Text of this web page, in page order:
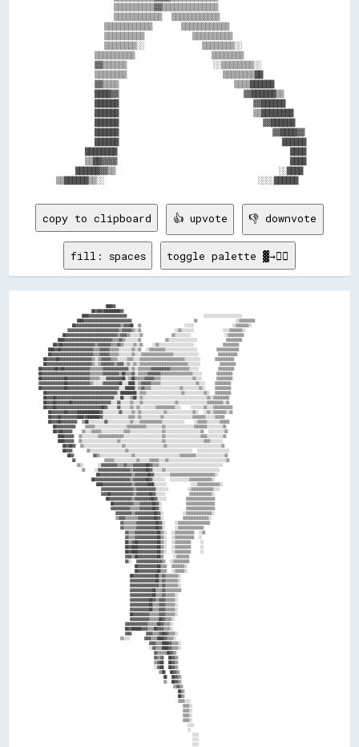
              ▒▒▒▒▒▒▒▒▒▒▓▓▒▒▒▒▒▒▒▒▒▒▒▒▒▒
              ▒▒▒▒▒▒▒▒▒▒▒▒  ▒▒▒▒▒▒▒▒▒▒▒▒
            ▒▒▒▒▒▒▒▒▒▒▒▒      ▒▒▒▒▒▒▒▒▒▒▒▒
            ▒▒▒▒▒▒▒▒▒▒          ▒▒▒▒▒▒▒▒▒▒
            ▒▒▒▒▒▒▒▒░░            ▒▒▒▒▒▒▒▒░░
          ▒▒▒▒▒▒▒▒▒▒                ▒▒▒▒▒▒▒▒
          ▓▓▒▒▒▒▒▒                  ░░▒▒▒▒▒▒▒▒░░
          ▒▒▒▒▒▒▒▒                    ▒▒▒▒▒▒▒▒██
          ▓▓▒▒▒▒                        ▒▒▒▒██████
          ████▓▓                          ▓▓██████▒▒
          ██████                            ▓▓██████
          ██████                            ▒▒████████
          ██████                              ▓▓██████
          ██████                                ▓▓████▓▓
        ▒▒██▓▓▓▓                                    ████
      ██████▓▓▒▒                                  ░░████
copy to clipboard 👍 upvote 👎 downvote
fill: spaces toggle palette ▓→✊🏽
                            ████▓▓                                                                                    
                      ██▓▓██▓▓██████████▓▓                                                                            
                  ████▓▓▓▓▓▓▓▓▓▓▓▓▓▓▓▓▓▓▓▓▓▓▓▓                                ░░░░░░░░░░░░░░░░░░░░░░░░                
                ████▓▓▓▓▓▓▓▓▓▓▓▓▓▓▓▓▓▓▓▓▓▓▓▓▓▓▓▓▓▓                          ▒▒                ░░▒▒▒▒▒▒▒▒▒▒            
              ██▓▓▓▓▓▓▓▓▓▓▓▓▓▓▓▓▓▓▓▓▓▓▓▓▓▓▓▓▒▒▓▓▓▓██  ▒▒                  ░░░░░░                ░░▒▒▒▒▒▒▒▒░░          
            ▓▓▓▓▓▓▓▓▓▓▓▓▓▓▓▓▓▓▓▓▓▓▓▓▓▓▓▓▓▓▓▓▒▒▓▓▓▓▓▓▒▒░░▒▒              ░░▒▒░░░░░░░░            ░░░░▒▒▒▒▒▒▒▒░░        
          ██▓▓▓▓▓▓▓▓▓▓▓▓▓▓▓▓▓▓▓▓▓▓▓▓▓▓▓▓▓▓▓▓▒▒▓▓▓▓▒▒░░░░░░▒▒            ▒▒░░░░░░░░░░              ░░▒▒▒▒▒▒▒▒▒▒        
        ████▓▓▓▓▓▓▓▓▓▓▓▓▓▓▓▓▓▓▓▓▓▓▓▓▓▓▓▓▓▓▒▒▒▒▓▓▒▒░░░░░░░░▒▒          ▒▒░░░░░░░░░░░░░░░░░░            ▒▒▒▒▒▒▒▒▒▒      
      ██▓▓██▓▓▓▓▓▓▓▓▓▓▓▓▓▓▓▓▓▓▓▓▒▒▓▓▓▓▓▓▓▓▒▒▒▒▓▓▒▒░░░░░░▒▒░░▒▒    ░░▒▒░░░░░░░░░░░░░░░░░░░░░░            ▒▒▒▒▒▒▒▒▒▒    
    ████▓▓██▓▓▓▓▓▓▓▓▓▓▓▓▓▓▓▓▓▓▓▓▒▒▒▒▓▓▓▓▓▓▒▒▒▒▒▒░░░░░░░░▒▒░░▒▒  ░░▒▒▒▒▒▒▒▒▒▒░░░░░░░░░░░░░░░░░░░░        ▒▒▒▒▒▒▒▒▒▒▒▒▒▒
    ██▓▓▓▓▓▓▓▓▓▓▓▓▓▓▓▓▓▓▓▓▓▓▓▓▓▓▒▒▒▒▓▓▓▓▓▓▒▒▒▒▒▒░░░░░░░░▒▒░░░░▒▒▒▒▒▒▒▒▒▒▒▒▒▒▒▒▒▒▒▒░░░░░░░░░░░░░░░░        ▒▒▒▒▒▒▒▒▒▒▒▒
  ██▓▓▓▓▓▓██▓▓▓▓▓▓▓▓▓▓▓▓▓▓▓▓▓▓▓▓▒▒░░▒▒▓▓▓▓▓▓▒▒▒▒░░░░░░▒▒▒▒░░░░▒▒▒▒▒▒▒▒▒▒▒▒▒▒▒▒▒▒▒▒▒▒▒▒▒▒▒▒░░░░░░░░░░      ▒▒▒▒▒▒▒▒▒▒▒▒
  ██▓▓▓▓▓▓▓▓▓▓▓▓▓▓▓▓▓▓▓▓▓▓▓▓▓▓▓▓▒▒░░▒▒▓▓▓▓▓▓▓▓▒▒▓▓▓▓░░▒▒░░▒▒░░▒▒▒▒▒▒▒▒▒▒▒▒▒▒▒▒▒▒▒▒▒▒▒▒▒▒▒▒▒▒░░░░░░░░        ▒▒▒▒▒▒▒▒▒▒
██▓▓▓▓▓▓▓▓██▓▓██▓▓▓▓▓▓▓▓▓▓▓▓▓▓▓▓▒▒▒▒▒▒▒▒▓▓▓▓▓▓▓▓▓▓▓▓▓▓▓▓░░▒▒░░▒▒▒▒▒▒▒▒▓▓▓▓▓▓▓▓▓▓▓▓▒▒▒▒▒▒▒▒▒▒▒▒░░░░░░        ▒▒▒▒▒▒▒▒▒▒
██▓▓▓▓▓▓▓▓▓▓▓▓▓▓▓▓▓▓▓▓▓▓▓▓▓▓▓▓▓▓▒▒▒▒▒▒▒▒▓▓▓▓▓▓▓▓▓▓▒▒██▒▒▒▒▓▓░░▒▒▒▒▒▒▓▓▓▓▓▓▓▓▒▒▒▒▒▒▒▒▒▒▒▒▒▒▒▒▒▒▒▒░░░░░░      ▒▒▒▒▒▒▒▒▒▒
██▓▓▓▓▓▓▓▓▓▓▓▓▓▓██▓▓▓▓▓▓▓▓▓▓▓▓▓▓▒▒▒▒▒▒░░░░▓▓▓▓▓▓▓▓▓▓██░░▒▒██▒▒▒▒▒▒▓▓▓▓▓▓▒▒▒▒░░░░░░░░░░░░░░░░░░░░▒▒░░░░      ▒▒▒▒▒▒▒▒▒▒
▓▓▓▓▓▓▓▓▓▓▓▓▓▓▓▓██▓▓▓▓▓▓▓▓▓▓▓▓▓▓▒▒░░░░░░▓▓▓▓▓▓▓▓▓▓██░░░░████░░▒▒▓▓▓▓▓▓▒▒▒▒▒▒░░░░░░░░░░░░░░░░░░░░░░▒▒░░░░    ▒▒▒▒▒▒▒▒▒▒
██▓▓▓▓▓▓▓▓▓▓▓▓▓▓██▓▓▓▓▓▓▓▓▓▓▓▓▓▓▓▓▓▓▓▓▓▓▓▓▓▓▓▓▓▓▓▓░░░░██████░░▒▒▓▓▒▒▒▒░░░░░░░░░░░░░░░░░░▒▒░░░░░░░░░░▒▒░░    ▒▒▒▒▒▒▒▒▒▒
  ██▓▓▓▓▓▓▓▓▓▓▓▓▓▓▓▓▓▓▓▓▓▓▓▓▓▓▓▓▓▓▓▓▓▓▓▓▓▓▓▓▓▓▓▓░░██████████░░▒▒▒▒░░░░░░░░░░░░░░░░░░░░░░▒▒░░░░░░░░░░░░▒▒░░  ▒▒▒▒▒▒▒▒▒▒
  ██▓▓▓▓██▓▓▓▓▓▓▓▓▓▓▓▓▓▓▓▓▓▓▓▓▓▓▓▓▓▓▓▓▓▓▓▓▓▓▓▓░░░░██░░░░▒▒██░░▒▒░░░░░░░░░░░░░░░░░░░░░░░░░░░░░░░░░░░░░░░░▒▒░░▒▒▒▒▒▒▒▒▒▒
  ██▓▓▓▓██▓▓▓▓▓▓▓▓██▓▓▓▓▓▓▓▓▓▓▓▓▓▓▓▓▓▓▓▓▓▓▓▓░░░░▓▓░░░░░░▒▒░░░░▒▒░░░░░░░░░░░░░░░░░░░░▒▒░░░░░░░░░░░░░░░░░░▒▒▒▒▒▒▒▒▒▒░░▒▒
  ██▓▓▓▓██▓▓▓▓▓▓▓▓▓▓▓▓▓▓▓▓▓▓▓▓▓▓▓▓▓▓▓▓██▓▓░░░░░░▓▓░░░░░░▒▒░░▒▒░░░░░░░░░░▒▒▒▒▒▒▒▒▒▒▒▒░░░░    ░░░░░░░░▒▒░░░░▒▒▒▒▒▒▒▒▒▒▒▒
    ██▓▓▓▓▓▓▓▓██▓▓▓▓▓▓██████████████▓▓░░░░░░░░░░▓▓░░░░░░▒▒░░▒▒░░░░░░░░░░░░░░▒▒░░░░░░░░░░░░░░░░▒▒░░  ░░▒▒░░▒▒▒▒▒▒▒▒░░▒▒
    ██▓▓▓▓██▓▓▓▓▓▓▓▓▓▓████▓▓████████▓▓░░░░░░░░░░░░░░░░▒▒▒▒░░▒▒░░░░░░░░░░░░▒▒░░░░░░░░░░░░░░░░░░▒▒▒▒▒▒▒▒░░░░░░▒▒▒▒▒▒    
    ██▓▓▓▓██▓▓▓▓▓▓▓▓▓▓  ▒▒██░░░░░░░░░░▓▓░░░░░░░░░░░░░░▒▒░░░░▒▒▒▒▒▒▒▒▒▒▒▒▒▒░░░░░░░░░░░░░░    ░░▒▒▒▒▒▒░░░░░░░░▒▒▒▒▒▒    
      ██▓▓▓▓▓▓▓▓▓▓▓▓    ▒▒▒▒▒▒░░░░░░░░░░░░░░░░░░░░▒▒▒▒▒▒▒▒▒▒▒▒░░░░░░░░░░▒▒░░░░░░░░░░░░░░░░░░▒▒▒▒▒▒▒▒░░░░░░░░░░▒▒      
      ██▓▓██▓▓▓▓▓▓    ▒▒░░░░▒▒▒▒▒▒░░░░░░░░░░░░░░▒▒▒▒░░░░░░░░░░░░░░░░░░░░▒▒░░░░░░░░░░░░░░░░░░░░░░▒▒  ░░░░░░░░░░▒▒      
        ████▓▓▓▓▓▓  ▒▒░░░░░░░░░░▒▒▒▒▒▒▒▒▒▒▒▒▒▒▒▒░░░░░░░░░░░░░░░░░░░░░░░░▒▒░░░░░░░░░░░░░░░░░░░░░░▒▒▒▒░░░░░░░░░░▒▒      
        ████▓▓▓▓▓▓  ▒▒░░░░░░░░░░░░░░░░░░░░░░▒▒░░░░░░░░░░░░░░░░░░░░░░░░░░▒▒░░░░░░░░░░░░░░░░░░░░░░░░▒▒▒▒░░░░░░░░        
          ██▓▓██▓▓  ▒▒░░░░░░░░░░░░░░░░░░░░░░░░▒▒░░░░░░░░░░░░░░░░░░░░░░░░▒▒░░░░░░░░░░░░░░░░░░░░░░░░░░░░░░░░░░▒▒        
          ██▓▓▓▓      ▒▒░░░░░░░░░░░░░░░░░░░░░░▒▒░░░░░░░░░░░░░░░░░░░░░░░░░░░░░░░░░░░░░░░░  ░░░░░░░░░░░░░░░░░░░░        
            ██▓▓        ▓▓▒▒░░░░░░░░░░░░░░░░░░░░▒▒░░░░░░░░░░░░░░░░░░░░░░░░░░░░▒▒▒▒▒▒▒▒▒▒░░░░░░░░░░░░░░░░░░▒▒          
              ▓▓            ▒▒▒▒▒▒░░░░░░░░░░░░░░▒▒░░░░░░▒▒▒▒▒▒░░░░▒▒░░░░░░░░░░░░░░░░░░░░░░░░░░░░░░░░░░░░▒▒            
                ▒▒░░      ░░▓▓▓▓▓▓▓▓▓▓▒▒▒▒▓▓▒▒▒▒▓▓▓▓▓▓▓▓██▓▓▒▒▒▒░░░░░░░░░░░░░░░░░░░░░░░░░░░░░░░░░░░░░░░░              
                  ▒▒    ░░▓▓▓▓▓▓▓▓▓▓▓▓▓▓▓▓▓▓▓▓▒▒▓▓▓▓▓▓▓▓██▓▓░░░░░░▒▒░░░░░░░░░░░░░░░░░░░░░░░░░░░░░░░░░░                
                        ██▓▓▓▓▓▓▓▓▓▓▓▓▓▓▓▓▓▓▓▓▒▒▓▓▓▓▓▓▓▓██▓▓░░░░░░░░░░▒▒▒▒▒▒▒▒▒▒▒▒▒▒▒▒▒▒▒▒▒▒▒▒▒▒▒▒░░                  
                      ██▓▓▓▓▓▓▓▓▓▓▓▓▓▓▓▓▓▓▓▓▓▓▒▒▓▓▓▓▓▓▓▓██▓▓░░░░░░░░  ░░░░░░░░░░░░▒▒▒▒▒▒▒▒▒▒▒▒▒▒░░                    
                        ████▓▓▓▓▓▓▓▓▓▓▓▓▓▓▓▓▓▓▒▒▓▓▓▓▓▓▓▓████░░░░░░░░          ░░░░▒▒▒▒▒▒▒▒▒▒▒▒▒▒░░                    
                          ▓▓▓▓▓▓▓▓▓▓▓▓▓▓▓▓▓▓▓▓▒▒▓▓▓▓▓▓▓▓▓▓▓▓░░░░░░░░        ░░▒▒▒▒▒▒▒▒▒▒▒▒▒▒░░░░                      
                          ▓▓▓▓██▓▓▓▓▓▓▓▓▓▓▓▓▓▓▒▒▓▓▓▓▓▓▓▓██▓▓░░░░░░          ▒▒▒▒▒▒▒▒▒▒▒▒▒▒░░                          
                            ██▓▓▓▓▓▓▓▓▓▓▓▓▓▓▒▒▓▓▓▓▓▓▓▓▓▓██▓▓░░░░░░        ▒▒▒▒▒▒▒▒▒▒▒▒▒▒▒▒▒▒                          
                              ██▓▓▓▓▓▓▓▓▓▓▓▓▒▒▒▒▓▓▓▓▓▓▓▓██▓▓░░          ▒▒▒▒▒▒▒▒▒▒▒▒▒▒▒▒▒▒                            
                              ▓▓▓▓▓▓▓▓▓▓▓▓▒▒▒▒▒▒▓▓▓▓▓▓▓▓██▓▓░░          ▒▒▒▒▒▒▒▒▒▒▒▒▒▒▒▒▒▒                            
                                ▓▓▓▓▓▓▓▓▓▓▒▒▓▓▓▓▓▓▓▓▓▓▓▓██▓▓░░        ░░▒▒▒▒▒▒▒▒▒▒▒▒▒▒▒▒░░                            
                                ▒▒▓▓▓▓▒▒▒▒▒▒▒▒▓▓▓▓▓▓▓▓▓▓██▓▓░░        ▒▒▒▒▒▒▒▒▒▒▒▒▒▒▒▒░░                              
                                  ▓▓▒▒▒▒▒▒▒▒▓▓▓▓▓▓▓▓▓▓▓▓██▓▓░░    ░░▒▒▒▒▒▒▒▒▒▒▒▒▒▒▒▒▒▒▒▒                              
                                  ▓▓▒▒▒▒▒▒▒▒▓▓▓▓▓▓▓▓▓▓▓▓██▓▓░░    ░░▒▒▒▒▒▒▒▒▒▒▒▒▒▒▒▒                                  
                                    ▓▓▒▒▒▒▓▓▓▓▓▓▓▓▓▓▓▓▓▓██▒▒░░  ░░▒▒▒▒▒▒▒▒▒▒▒▒  ░░▒▒                                  
                                    ▓▓▒▒▒▒▓▓▓▓▓▓▓▓▓▓▓▓▓▓██▒▒░░  ░░▒▒▒▒▒▒▒▒▒▒▒▒  ░░                                    
                                    ██▒▒▓▓██▓▓▓▓▓▓▓▓▓▓▓▓██▒▒░░  ░░▒▒▒▒▒▒▒▒▒▒    ░░                                    
                                    ██▓▓████▓▓▓▓▓▓▓▓▓▓▓▓██▒▒░░  ░░▒▒▒▒▒▒▒▒▒▒    ░░                                    
                                    ██▓▓████▓▓▓▓▓▓▓▓▓▓▓▓██▒▒░░  ░░▒▒▒▒▒▒▒▒▒▒    ░░                                    
                                    ▓▓▓▓▒▒██▓▓▓▓▓▓▓▓▓▓▓▓██▒▒    ░░▒▒▒▒▒▒▒▒                                            
                                    ▓▓░░  ▓▓▓▓▓▓▓▓▓▓▓▓▓▓▓▓▒▒  ░░▒▒▒▒▒▒▒▒▒▒                                            
                                        ██▓▓▓▓▓▓▓▓▓▓▓▓██▒▒▒▒  ▒▒▒▒▒▒▒▒░░                                              
                                        ██▓▓▓▓▓▓▓▓▓▓▓▓██▒▒▒▒  ░░▒▒▒▒▒▒░░                                              
                                      ██▓▓▓▓▓▓▓▓▓▓▓▓▓▓██▒▒▓▓▒▒▒▒▒▒▒▒░░                                                
                                      ▓▓▓▓▓▓▓▓▓▓▓▓▓▓▓▓██▒▒▓▓▒▒▒▒▒▒▒▒░░                                                
                                      ▓▓▓▓▓▓▓▓▓▓▓▓▓▓▓▓▓▓▒▒▓▓▒▒▒▒▒▒▒▒░░                                                
                                      ▓▓▓▓▓▓▓▓▓▓▓▓▓▓██▒▒▒▒▓▓▒▒▒▒▒▒▒▒▒▒                                                
                                      ▓▓▓▓▓▓▓▓▓▓▓▓▓▓██▒▒▒▒▓▓▒▒▒▒▒▒░░                                                  
                                      ▓▓▓▓▓▓▓▓▓▓▓▓██▓▓▒▒▓▓▓▓▒▒▒▒▒▒░░                                                  
                                      ▓▓▓▓▓▓▓▓▓▓▓▓██▒▒▒▒▓▓▓▓▒▒▒▒▒▒░░                                                  
                                      ▓▓▓▓▓▓▓▓▓▓▓▓██▒▒▒▒▓▓▓▓▒▒▒▒▒▒░░                                                  
                                      ██▓▓▓▓▓▓▓▓▓▓▒▒▒▒▒▒▓▓▓▓▒▒▒▒▒▒░░                                                  
                                      ▓▓▓▓▓▓▓▓▓▓▓▓▒▒▒▒▒▒██▓▓▒▒▒▒░░                                                    
                                    ▓▓▓▓▓▓▓▓▓▓▓▓▓▓▒▒▒▒▒▒██▓▓▒▒▒▒░░                                                    
                                    ██▓▓██████▓▓▓▓▒▒▒▒██▓▓▓▓▒▒▒▒░░                                                    
                                    ▓▓▓▓      ▓▓▓▓▒▒▒▒▓▓██▓▓▒▒▒▒░░                                                    
                                  ▒▒░░░░      ▓▓▓▓▒▒▒▒████▓▓▒▒▒▒░░                                                    
                                              ▓▓▓▓▒▒▒▒████▓▓▒▒▒▒░░                                                    
                                              ░░▓▓▒▒▒▒████▓▓▒▒▒▒░░                                                    
                                                ▓▓▒▒▒▒▒▒██▓▓▒▒                                                        
                                                ▓▓▒▒▓▓  ██▓▓▒▒                                                        
                                                ▒▒▓▓██  ██▓▓▒▒                                                        
                                                ░░▓▓██  ██▓▓▒▒                                                        
                                                  ▒▒██  ██▓▓▒▒                                                        
                                                    ██  ██▓▓▒▒                                                        
                                                    ▒▒  ██▓▓▒▒                                                        
                                                        ▒▒▓▓▒▒                                                        
                                                          ██▒▒                                                        
                                                          ██▒▒                                                        
                                                          ▒▒▒▒░░░░                                                    
                                                            ▒▒▒▒░░